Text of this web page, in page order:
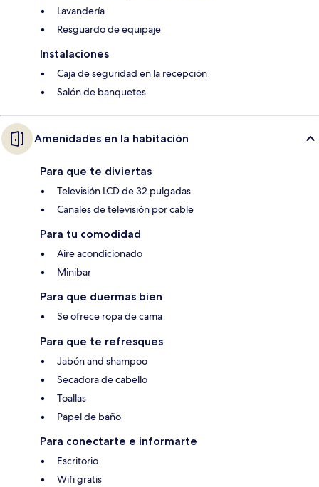
Lavandería
Resguardo de equipaje
Instalaciones
Caja de seguridad en la recepción
Salón de banquetes
Amenidades en la habitación
Para que te diviertas
Televisión LCD de 32 pulgadas
Canales de televisión por cable
Para tu comodidad
Aire acondicionado
Minibar
Para que duermas bien
Se ofrece ropa de cama
Para que te refresques
Jabón and shampoo
Secadora de cabello
Toallas
Papel de baño
Para conectarte e informarte
Escritorio
Wifi gratis